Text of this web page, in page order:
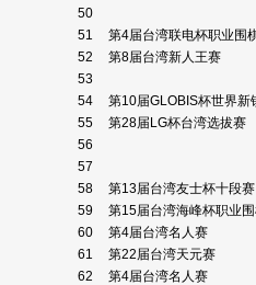
50
51
第4届台湾联电杯职业围
52
第8届台湾新人王赛
53
54
第10届GLOBIS杯世界
55
第28届LG杯台湾选拔赛
56
57
58
第13届台湾友士杯十段赛
59
第15届台湾海峰杯职业
60
第4届台湾名人赛
61
第22届台湾天元赛
62
第4届台湾名人赛